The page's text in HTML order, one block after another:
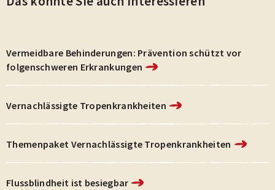
Vermeidbare Behinderungen: Prävention schützt vor
folgenschweren Erkrankungen
Vernachlässigte Tropenkrankheiten
Themenpaket Vernachlässigte Tropenkrankheiten
Flussblindheit ist besiegbar